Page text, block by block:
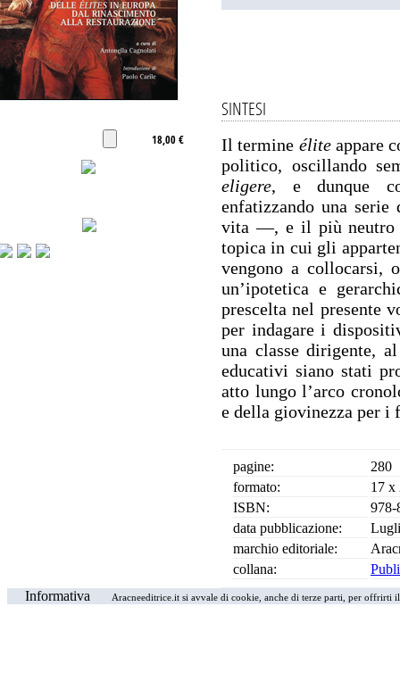
18,00 €
SINTESI
Il termine éliteappare
politico, oscillando
eligere, e dunque
enfatizzando una
vita —, e il più neutro
topica in cui gli
vengono a collocarsi,
un’ipotetica e
prescelta nel presente
per indagare i
una classe dirigente,
educativi siano stati
atto lungo l’arco
e della giovinezza per
pagine:
280
formato:
17 x
ISBN:
978-
data pubblicazione:
marchio editoriale:
collana:
Informativa
Aracneeditrice.it si avvale di cookie, anche di terze parti, per